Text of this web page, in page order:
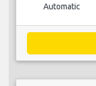
Automatic